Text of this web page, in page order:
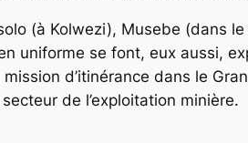
(à Kolwezi), Musebe (dans
uniforme se font, eux aussi,
d’itinérance dans le
de l’exploitation minière.